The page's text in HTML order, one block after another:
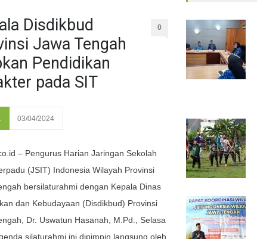
Disdikbud
Jawa Tengah
Pendidikan
pada SIT
0
03/04/2024
– Pengurus Harian Jaringan Sekolah
(JSIT) Indonesia Wilayah Provinsi
bersilaturahmi dengan Kepala Dinas
dan Kebudayaan (Disdikbud) Provinsi
Dr. Uswatun Hasanah, M.Pd., Selasa
silaturahmi ini dipimpin langsung oleh